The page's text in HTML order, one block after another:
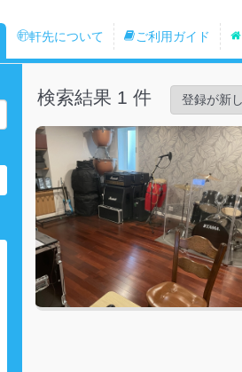
軒先について ご利用ガイド
検索結果 1 件